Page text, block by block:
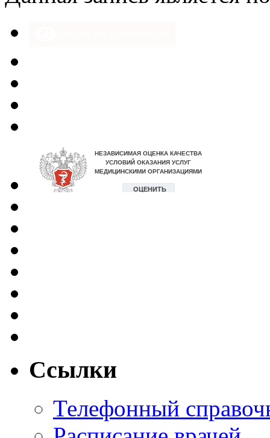
Ссылки
Телефонный